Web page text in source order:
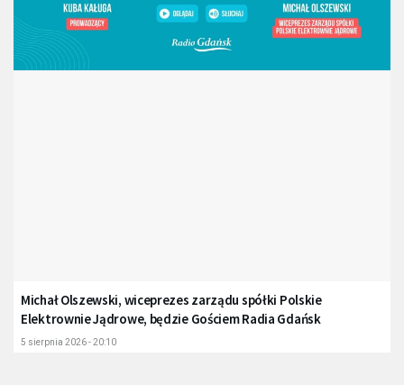
Michał Olszewski, wiceprezes zarządu spółki Polskie
Elektrownie Jądrowe, będzie Gościem Radia Gdańsk
5 sierpnia 2026 - 20:10